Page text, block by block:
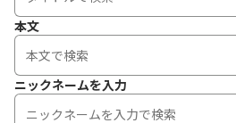
本文
ニックネームを入力